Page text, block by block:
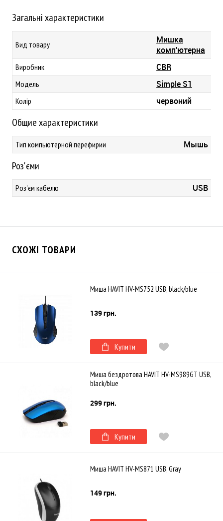
Загальні характеристики
Вид товару
Мишка
комп'ютерна
Виробник CBR
Модель Simple S1
Колір червоний
Общие характеристики
Тип компьютерной перефирии Мышь
Роз'єми
Роз'єм кабелю USB
СХОЖІ ТОВАРИ
Миша HAVIT HV-MS752 USB, black/blue
139 грн.
Купити
Миша бездротова HAVIT HV-MS989GT USB,
black/blue
299 грн.
Купити
Миша HAVIT HV-MS871 USB, Gray
149 грн.